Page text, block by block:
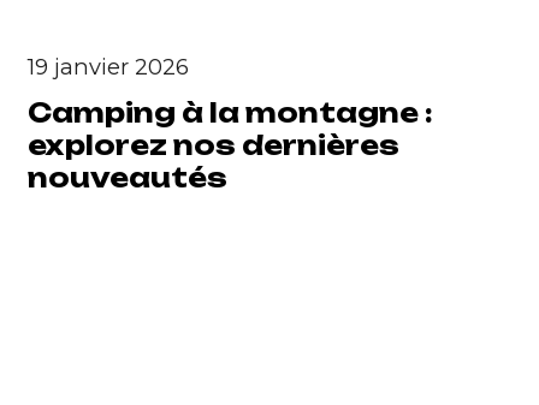
19 janvier 2026
Camping à la montagne :
explorez nos dernières
nouveautés